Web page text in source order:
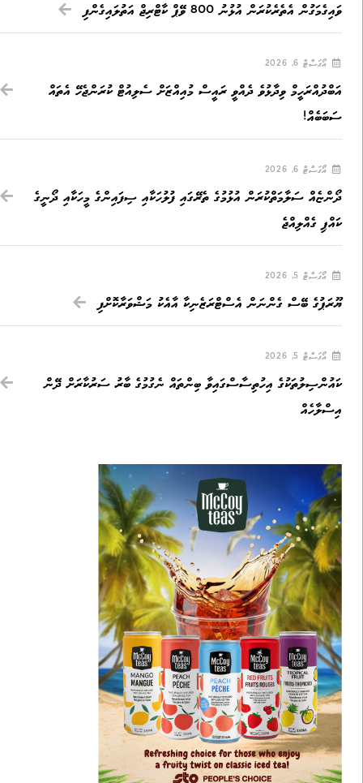
ވައިގެމަގުން އެތެރެކުރަން އުޅުނު 800 ވޭޕް ކާޓްރިޖް އަތުލައިގެންފި
އޯގަސްޓް 6, 2026
އަބްދުއްރަހީމް ވިދާޅުވެ ދެއްވީ ރައީސް މުއިއްޒަށް ސެލިއުޓް ކުރަންޖެހޭ އެތައް
ސަބަބެއް!
އޯގަސްޓް 6, 2026
ދޯންޏެއް ސަލާމަތްކުރަން އުޅުމުގެ ތެރޭގައި ފުލުހަކާއި ސިފައިންގެ މީހަކާއި ދޯނީގެ
ކައްޕި ގެއްލިއްޖެ
އޯގަސްޓް 5, 2026
ޔޫރަޕުގެ ބޭސް ގެންނަން އެސްޓްރަޒެނިކާ އާއެކު މަޝްވަރާކޮށްފި
އޯގަސްޓް 5, 2026
ކައުންސިލުތަކުގެ އިހުތިސާސްގައިވާ ބިންތައް ނެގުމުގެ ބާރު ސަރުކާރަށް ދޭން
އިސްލާހެއް